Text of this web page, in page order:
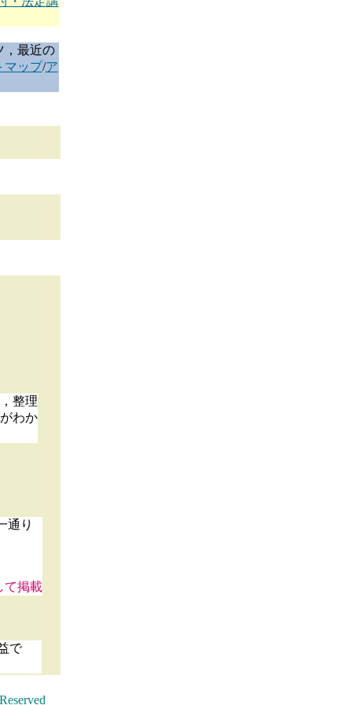
最近の
マップ/ア
整理
がわか
通り
て掲載
で